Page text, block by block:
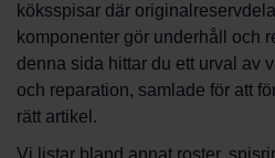
köksspisar där
komponenter gör underhåll och
denna sida hittar du ett urval av
och reparation, samlade för att
rätt artikel.
Vi listar bland annat roster,